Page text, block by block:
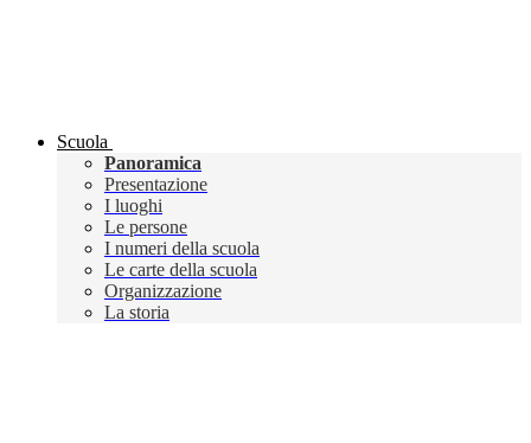
Scuola
Panoramica
Presentazione
I luoghi
Le persone
I numeri della scuola
Le carte della scuola
Organizzazione
La storia